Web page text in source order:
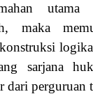
utama
maka
sarjana
dari perguruan